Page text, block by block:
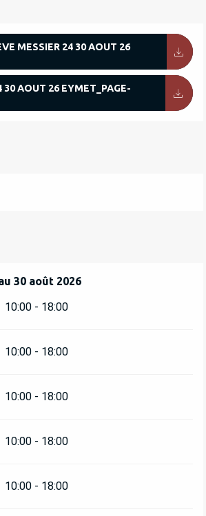
MESSIER 24 30 AOUT 26
30 AOUT 26 EYMET_PAGE-
30 août 2026
30 août 2026
10:00 - 18:00
10:00 - 18:00
10:00 - 18:00
10:00 - 18:00
10:00 - 18:00